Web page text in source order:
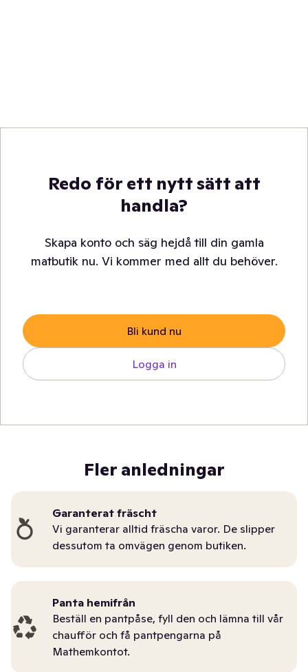
Redo för ett nytt sätt att
handla?
Skapa konto och säg hejdå till din gamla
matbutik nu. Vi kommer med allt du behöver.
Bli kund nu
Logga in
Fler anledningar
Garanterat fräscht
Vi garanterar alltid fräscha varor. De slipper
dessutom ta omvägen genom butiken.
Panta hemifrån
Beställ en pantpåse, fyll den och lämna till vår
chaufför och få pantpengarna på
Mathemkontot.